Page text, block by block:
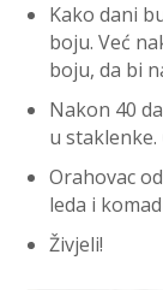
Kako dani
boju. Već
boju, da bi
Nakon 40
u
Orahovac
leda i
Živjeli!